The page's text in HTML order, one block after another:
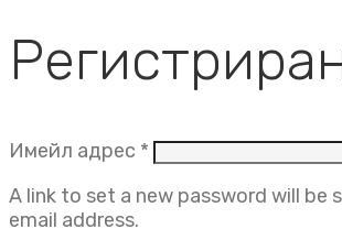
Имейл адрес * Задължително
A link to set a new password will be
email address.